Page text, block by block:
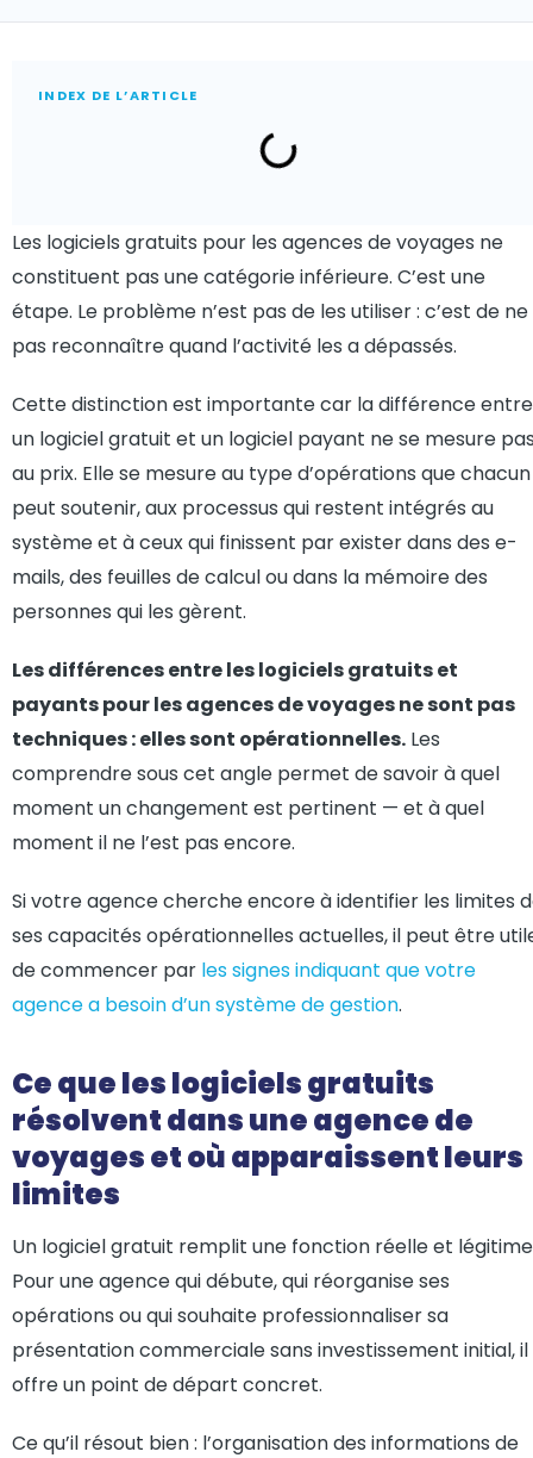
INDEX DE L’ARTICLE
Les logiciels gratuits pour les agences de voyages ne
constituent pas une catégorie inférieure. C’est une
étape. Le problème n’est pas de les utiliser : c’est de ne
pas reconnaître quand l’activité les a dépassés.
Cette distinction est importante car la différence entre
un logiciel gratuit et un logiciel payant ne se mesure
au prix. Elle se mesure au type d’opérations que chacun
peut soutenir, aux processus qui restent intégrés au
système et à ceux qui finissent par exister dans des e-
mails, des feuilles de calcul ou dans la mémoire des
personnes qui les gèrent.
Les différences entre les logiciels gratuits et
payants pour les agences de voyages ne sont pas
techniques : elles sont opérationnelles. Les
comprendre sous cet angle permet de savoir à quel
moment un changement est pertinent — et à quel
moment il ne l’est pas encore.
Si votre agence cherche encore à identifier les limites
ses capacités opérationnelles actuelles, il peut être
de commencer par les signes indiquant que votre
agence a besoin d’un système de gestion.
Ce que les logiciels gratuits
résolvent dans une agence de
voyages et où apparaissent leurs
limites
Un logiciel gratuit remplit une fonction réelle et
Pour une agence qui débute, qui réorganise ses
opérations ou qui souhaite professionnaliser sa
présentation commerciale sans investissement initial, il
offre un point de départ concret.
Ce qu’il résout bien : l’organisation des informations de